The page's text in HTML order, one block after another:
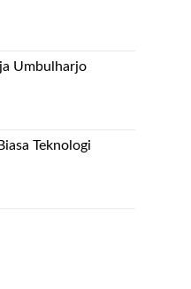
Umbulharjo
Teknologi